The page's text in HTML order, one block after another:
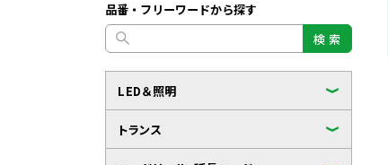
品番・フリーワードから探す
検 索
LED＆照明
トランス